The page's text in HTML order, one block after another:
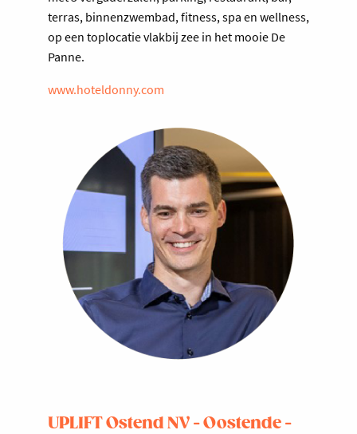
terras, binnenzwembad, fitness, spa en wellness,
op een toplocatie vlakbij zee in het mooie De
Panne.
www.hoteldonny.com
UPLIFT Ostend NV - Oostende -